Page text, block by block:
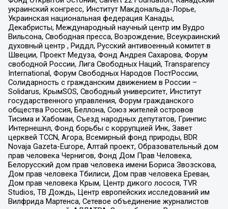
украинский конгресс, Институт Макдональда-Лорье,
Украинская национальная федерация Канады,
Декабристы, Международный научный центр им Вудро
Вильсона, Свободная пресса, Возрождение, Всеукраинский
духовный центр , Риддл, Русский антивоенный комитет в
Швеции, Проект Медуза, Фонд Андрея Сахарова, Форум
свободной России, Лига Свободных Наций, Transparеncy
International, Форум Свободных Народов ПостРоссии,
Солидарность с гражданским движением в России –
Solidarus, КрымSOS, Свободный университет, Институт
государственного управления, Форум гражданского
общества Россия, Беллона, Союз жителей островов
Тисима и Хабомаи, Съезд народных депутатов, Гринпис
Интернешнл, Фонд борьбы с коррупцией Инк, Завет
церквей TCCN, Агора, Всемирный фонд природы, BDR
Novaja Gazeta-Europe, Алтай проект, Образовательный дом
прав человека Чернигов, Фонд Дом Прав Человека,
Белорусский дом прав человека имени Бориса Звозскова,
Дом прав человека Тбилиси, Дом прав человека Ереван,
Дом прав человека Крым, Центр дикого лосося, TVR
Studios, ТВ Дождь, Центр европейских исследований им
Вилфрида Мартенса, Сетевое объединение журналистов